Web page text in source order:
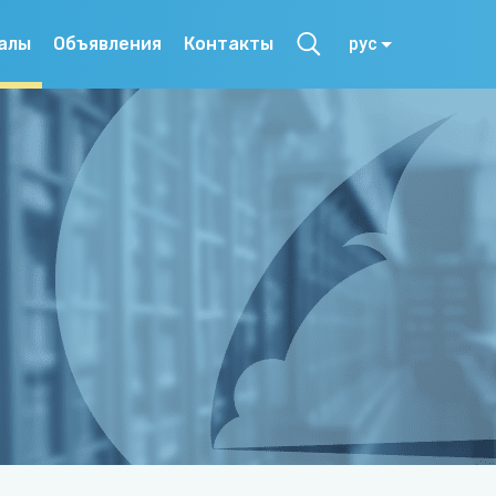
Объявления Контакты рус